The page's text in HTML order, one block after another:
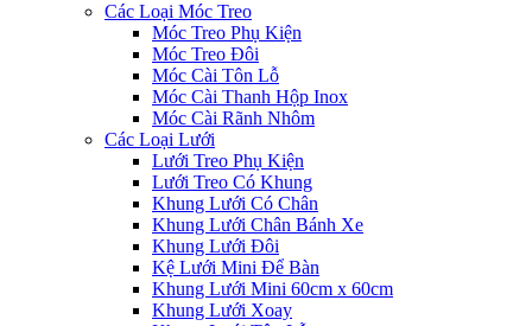
Các Loại Móc Treo
Móc Treo Phụ Kiện
Móc Treo Đôi
Móc Cài Tôn Lỗ
Móc Cài Thanh Hộp Inox
Móc Cài Rãnh Nhôm
Các Loại Lưới
Lưới Treo Phụ Kiện
Lưới Treo Có Khung
Khung Lưới Có Chân
Khung Lưới Chân Bánh Xe
Khung Lưới Đôi
Kệ Lưới Mini Để Bàn
Khung Lưới Mini 60cm x 60cm
Khung Lưới Xoay